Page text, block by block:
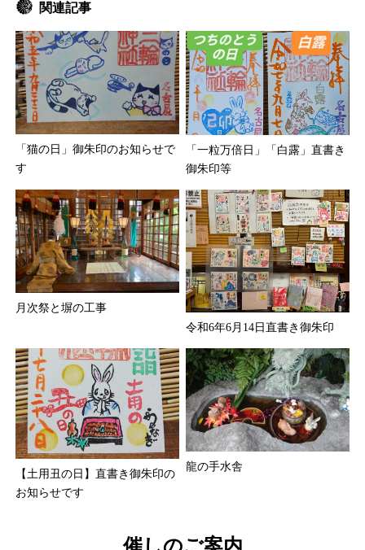
関連記事
「猫の日」御朱印のお知らせで
す
「一粒万倍日」「白露」直書き
御朱印等
月次祭と塀の工事
令和6年6月14日直書き御朱印
【土用丑の日】直書き御朱印の
お知らせです
龍の手水舎